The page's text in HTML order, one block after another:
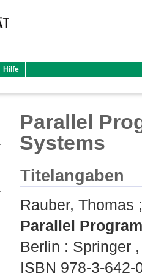
Hilfe
Parallel
Systems
Titelangaben
Rauber, Thomas
Parallel
Berlin : Springer
ISBN 978-3-642-